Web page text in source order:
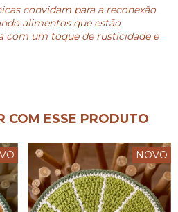
convidam para a reconexão
alimentos que estão
com um toque de rusticidade e
COM ESSE PRODUTO
NOVO